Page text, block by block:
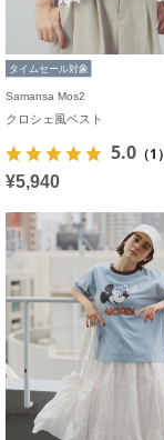
タイムセール対象
Samansa Mos2
クロシェ風ベスト
5.0 （1）
¥5,940